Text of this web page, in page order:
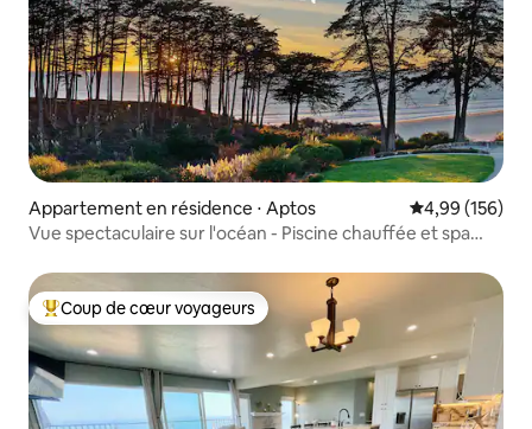
Appartement en résidence ⋅ Aptos Évaluation
4,99 (156)
Vue spectaculaire sur l'océan - Piscine chauffée et spa
Coups de cœur voyageurs les plus appréciés
Coup de cœur voyageurs